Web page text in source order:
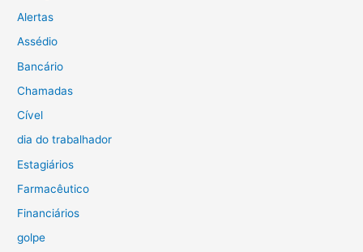
Alertas
Assédio
Bancário
Chamadas
Cível
dia do trabalhador
Estagiários
Farmacêutico
Financiários
golpe